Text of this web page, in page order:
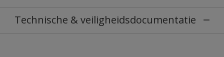
Technische & veiligheidsdocumentatie